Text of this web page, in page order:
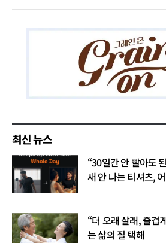
최신 뉴스
“30일간 안 빨아도
새 안 나는 티셔츠,
“더 오래 살래, 즐
는 삶의 질 택해